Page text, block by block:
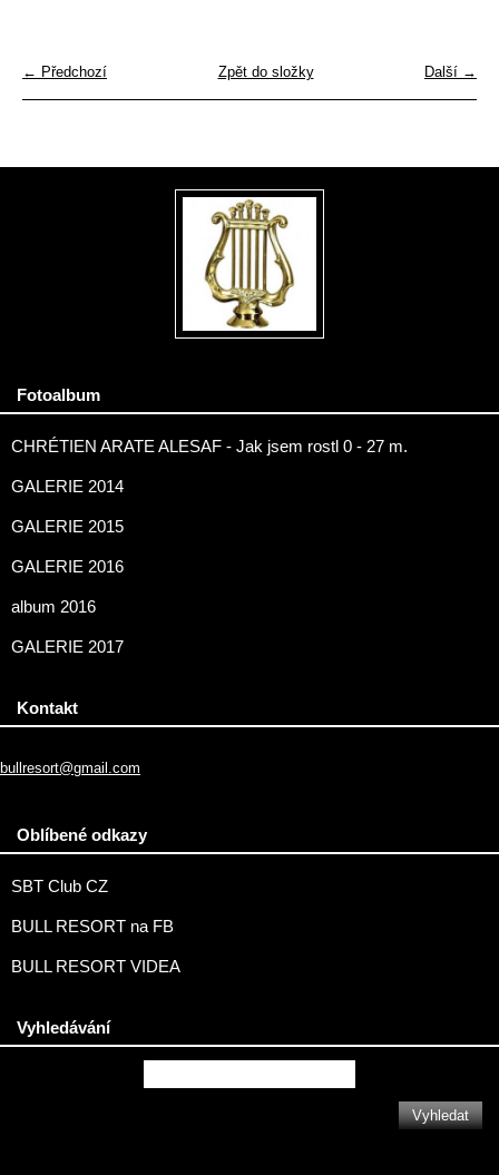
← Předchozí Další →
Zpět do složky
Fotoalbum
CHRÉTIEN ARATE ALESAF - Jak jsem rostl 0 - 27 m.
GALERIE 2014
GALERIE 2015
GALERIE 2016
album 2016
GALERIE 2017
Kontakt
bullresort@gmail.com
Oblíbené odkazy
SBT Club CZ
BULL RESORT na FB
BULL RESORT VIDEA
Vyhledávání